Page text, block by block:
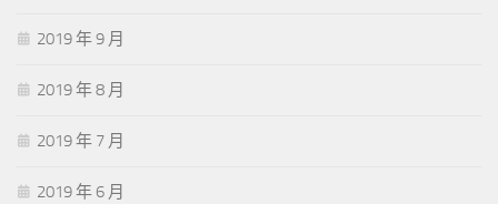
2019 年 9 月
2019 年 8 月
2019 年 7 月
2019 年 6 月